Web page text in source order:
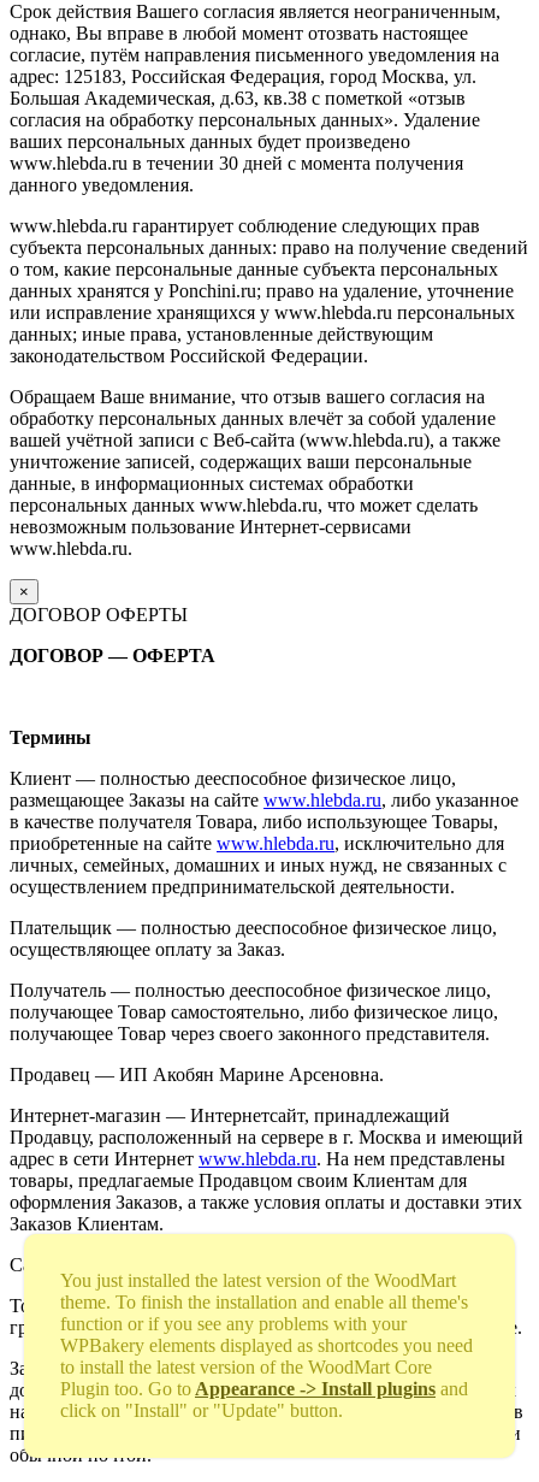
Срок действия Вашего согласия является неограниченным,
однако, Вы вправе в любой момент отозвать настоящее
согласие, путём направления письменного уведомления на
адрес: 125183, Российская Федерация, город Москва, ул.
Большая Академическая, д.63, кв.38 с пометкой «отзыв
согласия на обработку персональных данных». Удаление
ваших персональных данных будет произведено
www.hlebda.ru в течении 30 дней с момента получения
данного уведомления.
www.hlebda.ru гарантирует соблюдение следующих прав
субъекта персональных данных: право на получение сведений
о том, какие персональные данные субъекта персональных
данных хранятся у Ponchini.ru; право на удаление, уточнение
или исправление хранящихся у www.hlebda.ru персональных
данных; иные права, установленные действующим
законодательством Российской Федерации.
Обращаем Ваше внимание, что отзыв вашего согласия на
обработку персональных данных влечёт за собой удаление
вашей учётной записи с Веб-сайта (www.hlebda.ru), а также
уничтожение записей, содержащих ваши персональные
данные, в информационных системах обработки
персональных данных www.hlebda.ru, что может сделать
невозможным пользование Интернет-сервисами
www.hlebda.ru.
×
ДОГОВОР ОФЕРТЫ
ДОГОВОР — ОФЕРТА
Термины
Клиент — полностью дееспособное физическое лицо,
размещающее Заказы на сайте www.hlebda.ru, либо указанное
в качестве получателя Товара, либо использующее Товары,
приобретенные на сайте www.hlebda.ru, исключительно для
личных, семейных, домашних и иных нужд, не связанных с
осуществлением предпринимательской деятельности.
Плательщик — полностью дееспособное физическое лицо,
осуществляющее оплату за Заказ.
Получатель — полностью дееспособное физическое лицо,
получающее Товар самостоятельно, либо физическое лицо,
получающее Товар через своего законного представителя.
Продавец — ИП Акобян Марине Арсеновна.
Интернет-магазин — Интернетсайт, принадлежащий
Продавцу, расположенный на сервере в г. Москва и имеющий
адрес в сети Интернет www.hlebda.ru. На нем представлены
товары, предлагаемые Продавцом своим Клиентам для
оформления Заказов, а также условия оплаты и доставки этих
Заказов Клиентам.
Сайт —
Товар — объект материального мира, не изъятый из
гражданского оборота и представленный к продаже на Сайте.
Заказ — должным образом оформленный запрос Клиента на
доставку по указанному адресу перечня Товаров, выбранных
на Сайте или указанных в запросе, направленном Продавцу в
письменном виде по электронной почте, телефону, факсу или
обычной почтой.
You just installed the latest version of the WoodMart
theme. To finish the installation and enable all theme's
function or if you see any problems with your
WPBakery elements displayed as shortcodes you need
to install the latest version of the WoodMart Core
Plugin too. Go to Appearance -> Install plugins and
click on "Install" or "Update" button.